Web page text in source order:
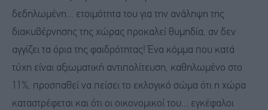
δεδηλωμένη... ετοιμότητα του για την ανάληψη της
διακυβέρνησης της χώρας προκαλεί θυμηδία, αν δεν
αγγίζει τα όρια της φαιδρότητας! Ένα κόμμα που κατά
τύχη είναι αξιωματική αντιπολίτευση, καθηλωμένο στο
11%, προσπαθεί να πείσει το εκλογικό σώμα ότι η χώρα
καταστρέφεται και ότι οι οικονομικοί του... εγκέφαλοι